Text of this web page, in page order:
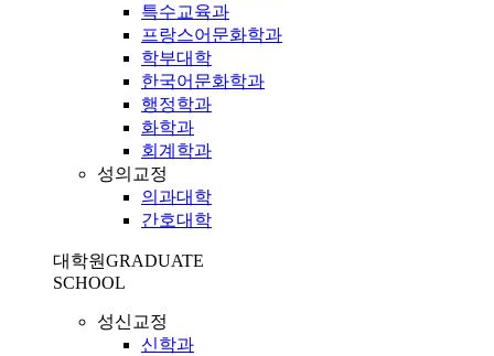
특수교육과
프랑스어문화학과
학부대학
한국어문화학과
행정학과
화학과
회계학과
성의교정
의과대학
간호대학
대학원GRADUATE
SCHOOL
성신교정
신학과